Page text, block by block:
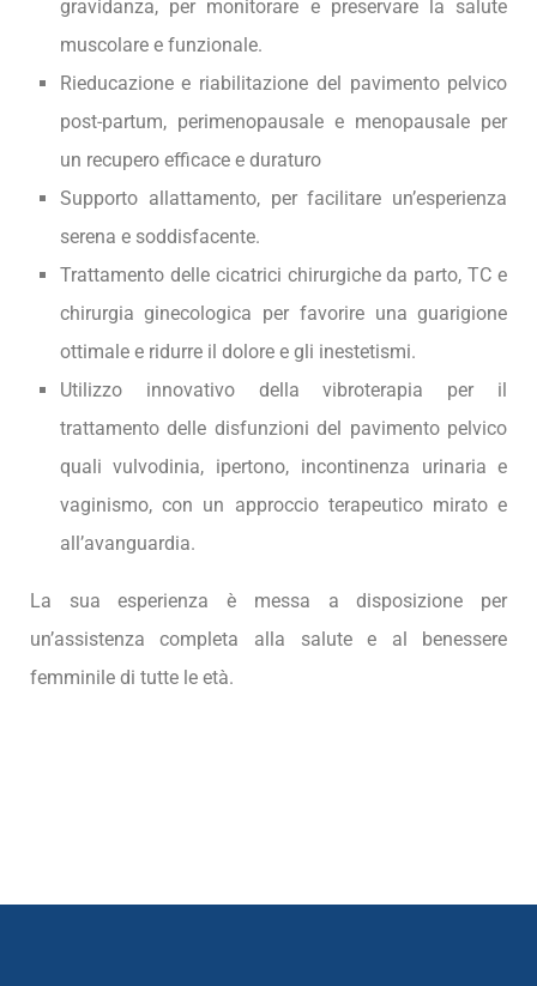
gravidanza, per monitorare e preservare la salute
muscolare e funzionale.
Rieducazione e riabilitazione del pavimento pelvico
post-partum, perimenopausale e menopausale per
un recupero efficace e duraturo
Supporto allattamento, per facilitare un’esperienza
serena e soddisfacente.
Trattamento delle cicatrici chirurgiche da parto, TC e
chirurgia ginecologica per favorire una guarigione
ottimale e ridurre il dolore e gli inestetismi.
Utilizzo innovativo della vibroterapia per il
trattamento delle disfunzioni del pavimento pelvico
quali vulvodinia, ipertono, incontinenza urinaria e
vaginismo, con un approccio terapeutico mirato e
all’avanguardia.
La sua esperienza è messa a disposizione per
un’assistenza completa alla salute e al benessere
femminile di tutte le età.